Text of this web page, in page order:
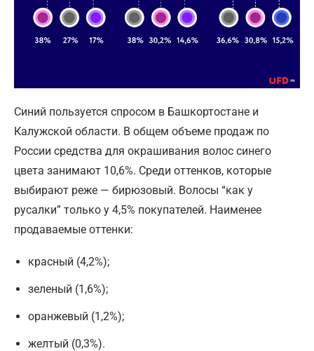
Синий пользуется спросом в Башкортостане и
Калужской области. В общем объеме продаж по
России средства для окрашивания волос синего
цвета занимают 10,6%. Среди оттенков, которые
выбирают реже — бирюзовый. Волосы “как у
русалки” только у 4,5% покупателей. Наименее
продаваемые оттенки:
красный (4,2%);
зеленый (1,6%);
оранжевый (1,2%);
желтый (0,3%).